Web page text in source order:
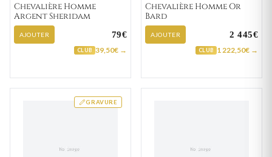
Chevalière Homme
Argent Sheridam
AJOUTER 79€
CLUB 39,50€ →
Chevalière Homme Or
Bard
AJOUTER 2 445€
CLUB 1 222,50€ →
GRAVURE